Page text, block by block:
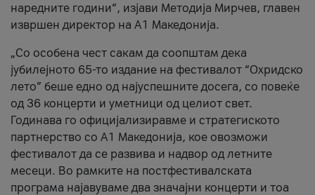
наредните години“, изјави Методија Мирчев, главен
извршен директор на A1 Македонија.
„Со особена чест сакам да соопштам дека
јубилејното 65-то издание на фестивалот “Охридско
лето” беше едно од најуспешните досега, со повеќе
од 36 концерти и уметници од целиот свет.
Годинава го официјализиравме и стратегиското
партнерство со А1 Македонија, кое овозможи
фестивалот да се развива и надвор од летните
месеци. Во рамките на постфестивалската
програма најавуваме два значајни концерти и тоа